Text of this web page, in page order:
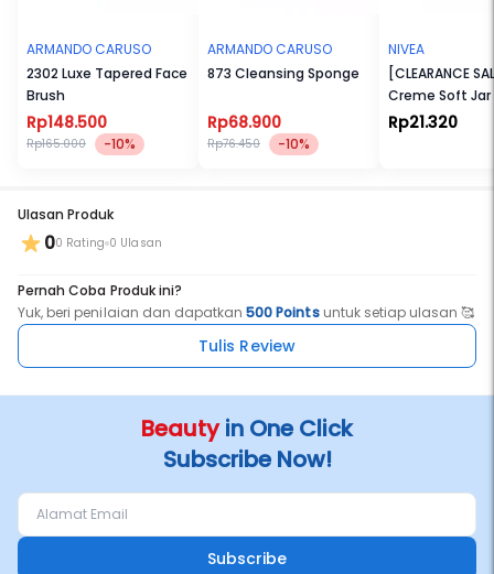
ARMANDO CARUSO
2302 Luxe Tapered Face
Brush
Rp148.500
Rp165.000 -10%
ARMANDO CARUSO
873 Cleansing Sponge
Rp68.900
Rp76.450 -10%
NIVEA
[CLEARANCE
Creme Soft Jar
Rp21.320
Ulasan Produk
00 Rating 0 Ulasan
Pernah Coba Produk ini?
Yuk, beri penilaian dan dapatkan500 Pointsuntuk setiap ulasan 🥰
Tulis Review
Beautyin One Click
Subscribe Now!
Subscribe